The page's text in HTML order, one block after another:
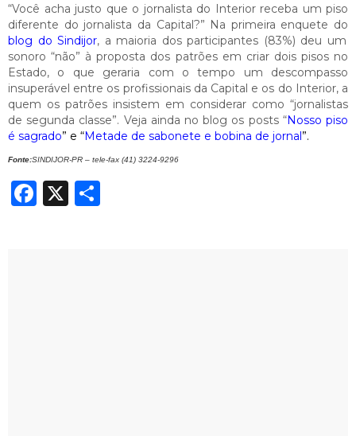
“Você acha justo que o jornalista do Interior receba um piso
diferente do jornalista da Capital?” Na primeira enquete do
blog do Sindijor, a maioria dos participantes (83%) deu um
sonoro “não” à proposta dos patrões em criar dois pisos no
Estado, o que geraria com o tempo um descompasso
insuperável entre os profissionais da Capital e os do Interior, a
quem os patrões insistem em considerar como “jornalistas
de segunda classe”. Veja ainda no blog os posts “Nosso piso
é sagrado” e “Metade de sabonete e bobina de jornal”.
Fonte:SINDIJOR-PR – tele-fax (41) 3224-9296
Facebook
X